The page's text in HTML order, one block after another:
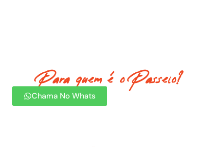
Para quem é o Passeio?
Chama No Whats